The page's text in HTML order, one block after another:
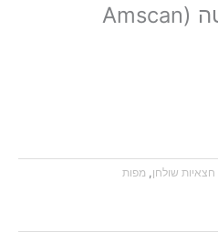
חצאית שולחן מג'נטה Amscan)
חצאיות שולחן, מפות